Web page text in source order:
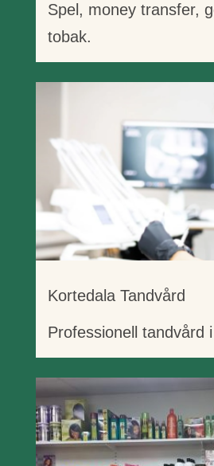
Spel, money transfer,
tobak.
Kortedala Tandvård
Professionell tandvård